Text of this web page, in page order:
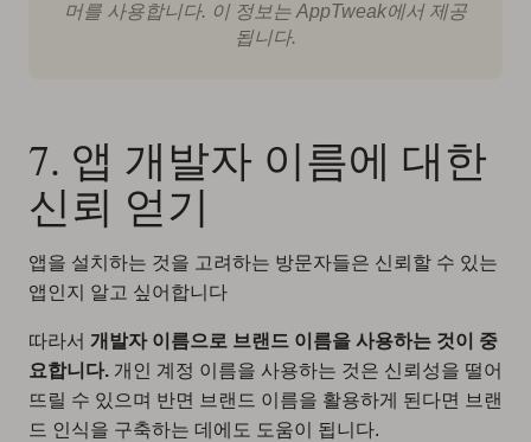
머를 사용합니다. 이 정보는 AppTweak에서 제공
됩니다.
7. 앱 개발자 이름에 대한
신뢰 얻기
앱을 설치하는 것을 고려하는 방문자들은 신뢰할 수 있는
앱인지 알고 싶어합니다
따라서 개발자 이름으로 브랜드 이름을 사용하는 것이 중
요합니다. 개인 계정 이름을 사용하는 것은 신뢰성을 떨어
뜨릴 수 있으며 반면 브랜드 이름을 활용하게 된다면 브랜
드 인식을 구축하는 데에도 도움이 됩니다.